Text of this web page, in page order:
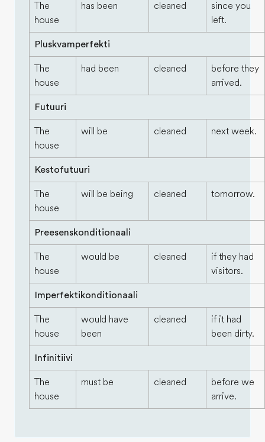
The
house
has been cleaned
since you
left.
Pluskvamperfekti
The
house
had been cleaned
before they
arrived.
Futuuri
The
house
will be cleaned next week.
Kestofutuuri
The
house
will be being cleaned tomorrow.
Preesenskonditionaali
The
house
would be cleaned
if they had
visitors.
Imperfektikonditionaali
The
house
would have
been
cleaned
if it had
been dirty.
Infinitiivi
The
house
must be cleaned
before we
arrive.